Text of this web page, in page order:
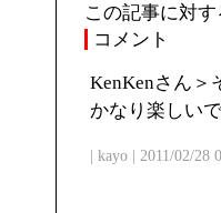
この記事に対
コメント
KenKenさん＞
かなり楽しい
| kayo | 2011/02/28